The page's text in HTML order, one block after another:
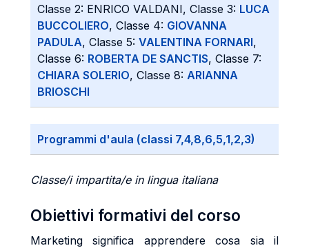
Classe 2: ENRICO VALDANI, Classe 3: LUCA
BUCCOLIERO, Classe 4: GIOVANNA
PADULA, Classe 5: VALENTINA FORNARI,
Classe 6: ROBERTA DE SANCTIS, Classe 7:
CHIARA SOLERIO, Classe 8: ARIANNA
BRIOSCHI
Programmi d'aula (classi 7,4,8,6,5,1,2,3)
Classe/i impartita/e in lingua italiana
Obiettivi formativi del corso
Marketing significa apprendere cosa sia il